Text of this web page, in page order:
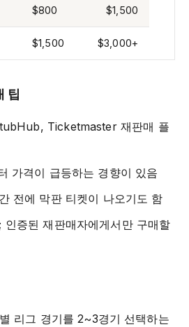
$800 $1,500
$1,500 $3,000+
팁
Ticketmaster 재판매 플
가격이 급등하는 경향이 있음
전에 막판 티켓이 나오기도 함
인증된 재판매자에게서만 구매할
리그 경기를 2~3경기 선택하는